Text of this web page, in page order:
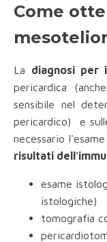
Come
La diagnosi per
pericardica
sensibile nel
pericardico) e
necessario
risultati
esame
istologiche)
tomografia